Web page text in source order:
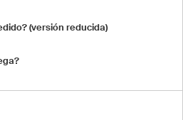
(versión reducida)